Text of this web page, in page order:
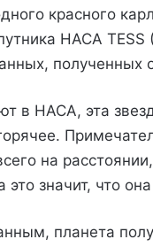
красного
НАСА TESS
полученных
в НАСА, эта
на
значит, что
планета